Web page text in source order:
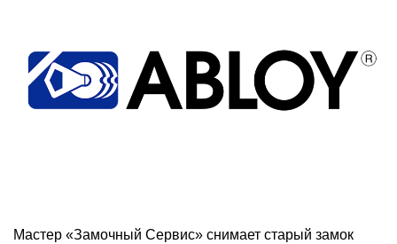
Мастер «Замочный Сервис» снимает старый замок